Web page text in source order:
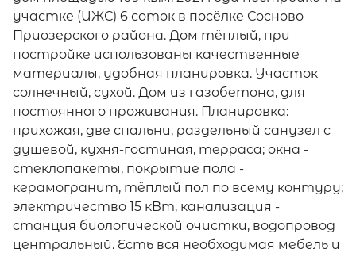
участке (ИЖС) 6 соток в посёлке Сосново
Приозерского района. Дом тёплый, при
постройке использованы качественные
материалы, удобная планировка. Участок
солнечный, сухой. Дом из газобетона, для
постоянного проживания. Планировка:
прихожая, две спальни, раздельный санузел с
душевой, кухня-гостиная, терраса; окна -
стеклопакеты, покрытие пола -
керамогранит, тёплый пол по всему контуру;
электричество 15 кВт, канализация -
станция биологической очистки, водопровод
центральный. Есть вся необходимая мебель и